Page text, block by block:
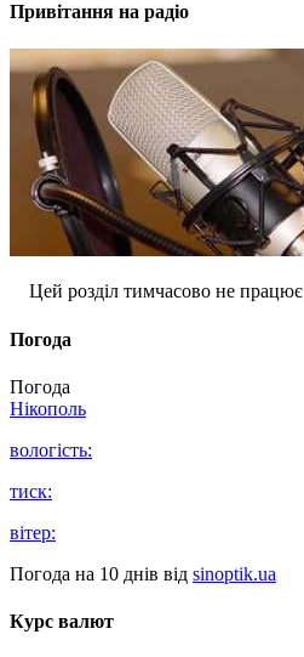
Привітання на радіо
Цей розділ тимчасово не працює
Погода
Погода
Нікополь
вологість:
тиск:
вітер:
Погода на 10 днів від sinoptik.ua
Курс валют